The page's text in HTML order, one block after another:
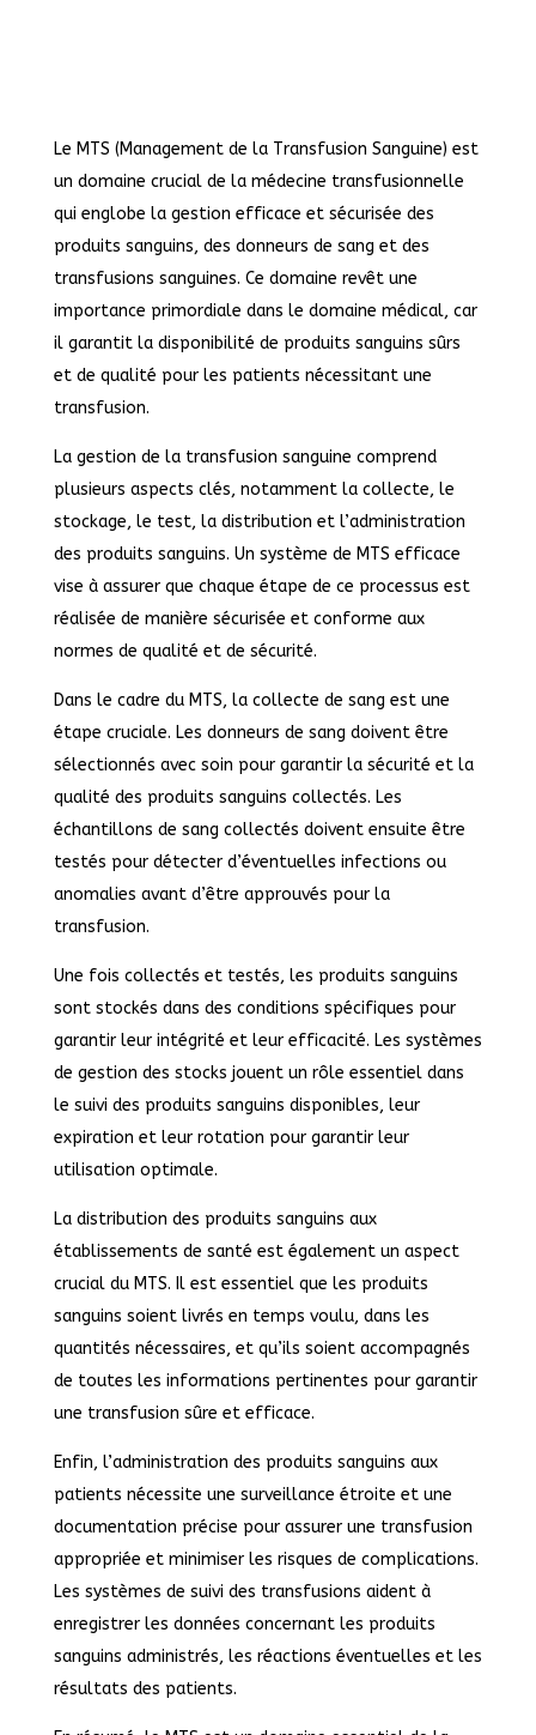
Le MTS (Management de la Transfusion Sanguine) est
un domaine crucial de la médecine transfusionnelle
qui englobe la gestion efficace et sécurisée des
produits sanguins, des donneurs de sang et des
transfusions sanguines. Ce domaine revêt une
importance primordiale dans le domaine médical, car
il garantit la disponibilité de produits sanguins sûrs
et de qualité pour les patients nécessitant une
transfusion.
La gestion de la transfusion sanguine comprend
plusieurs aspects clés, notamment la collecte, le
stockage, le test, la distribution et l’administration
des produits sanguins. Un système de MTS efficace
vise à assurer que chaque étape de ce processus est
réalisée de manière sécurisée et conforme aux
normes de qualité et de sécurité.
Dans le cadre du MTS, la collecte de sang est une
étape cruciale. Les donneurs de sang doivent être
sélectionnés avec soin pour garantir la sécurité et la
qualité des produits sanguins collectés. Les
échantillons de sang collectés doivent ensuite être
testés pour détecter d’éventuelles infections ou
anomalies avant d’être approuvés pour la
transfusion.
Une fois collectés et testés, les produits sanguins
sont stockés dans des conditions spécifiques pour
garantir leur intégrité et leur efficacité. Les systèmes
de gestion des stocks jouent un rôle essentiel dans
le suivi des produits sanguins disponibles, leur
expiration et leur rotation pour garantir leur
utilisation optimale.
La distribution des produits sanguins aux
établissements de santé est également un aspect
crucial du MTS. Il est essentiel que les produits
sanguins soient livrés en temps voulu, dans les
quantités nécessaires, et qu’ils soient accompagnés
de toutes les informations pertinentes pour garantir
une transfusion sûre et efficace.
Enfin, l’administration des produits sanguins aux
patients nécessite une surveillance étroite et une
documentation précise pour assurer une transfusion
appropriée et minimiser les risques de complications.
Les systèmes de suivi des transfusions aident à
enregistrer les données concernant les produits
sanguins administrés, les réactions éventuelles et les
résultats des patients.